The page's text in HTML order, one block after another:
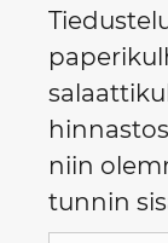
niin
tunnin